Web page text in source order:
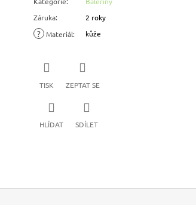
Záruka: 2 roky
? Materiál: kůže
TISK ZEPTAT SE
HLÍDAT SDÍLET